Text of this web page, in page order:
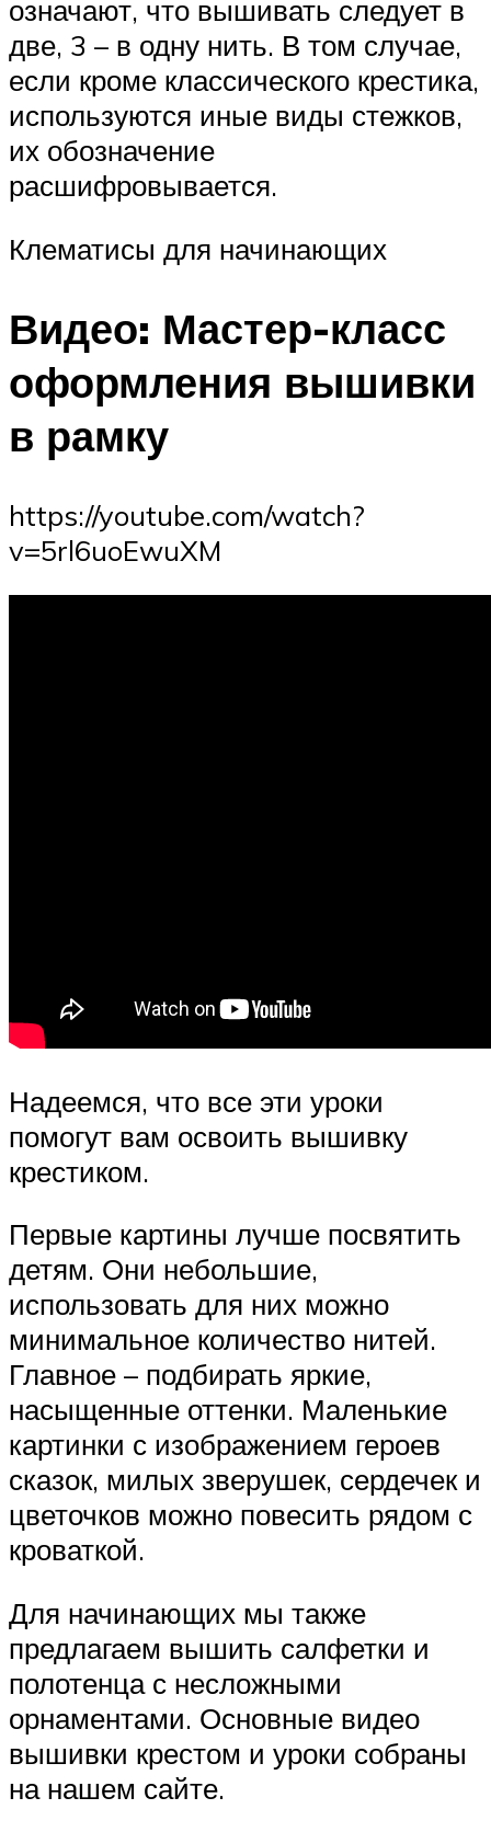
означают, что вышивать следует в
две, 3 – в одну нить. В том случае,
если кроме классического крестика,
используются иные виды стежков,
их обозначение
расшифровывается.
Клематисы для начинающих
Видео: Мастер-класс
оформления вышивки
в рамку
https://youtube.com/watch?
v=5rl6uoEwuXM
Надеемся, что все эти уроки
помогут вам освоить вышивку
крестиком.
Первые картины лучше посвятить
детям. Они небольшие,
использовать для них можно
минимальное количество нитей.
Главное – подбирать яркие,
насыщенные оттенки. Маленькие
картинки с изображением героев
сказок, милых зверушек, сердечек и
цветочков можно повесить рядом с
кроваткой.
Для начинающих мы также
предлагаем вышить салфетки и
полотенца с несложными
орнаментами. Основные видео
вышивки крестом и уроки собраны
на нашем сайте.